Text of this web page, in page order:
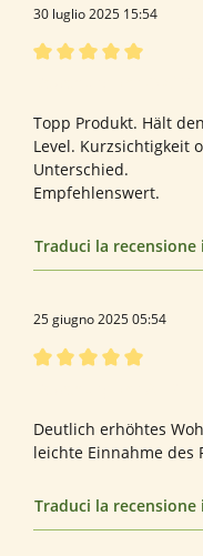
30 luglio 2025 15:54
Topp Produkt. Hält
Level. Kurzsichtigkeit
Unterschied.
Empfehlenswert.
Traduci la
25 giugno 2025 05:54
Deutlich erhöhtes
leichte Einnahme des
Traduci la